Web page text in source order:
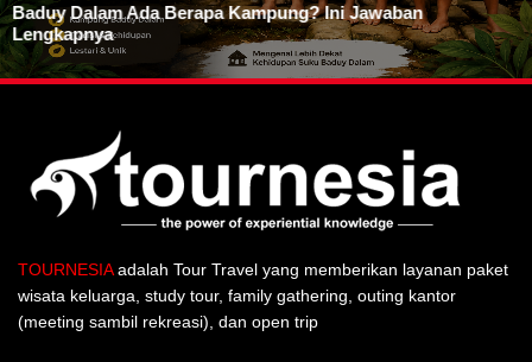
Baduy Dalam Ada Berapa Kampung? Ini Jawaban
Lengkapnya
TOURNESIAadalah Tour Travel yang memberikan layanan paket
wisata keluarga, study tour, family gathering, outing kantor
(meeting sambil rekreasi), dan open trip